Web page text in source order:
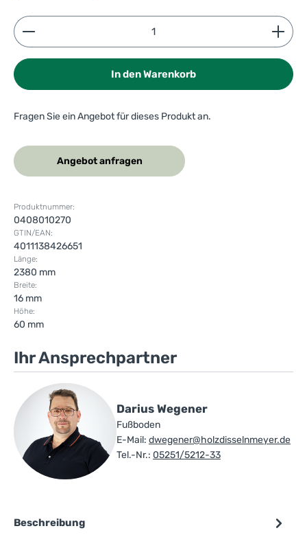
Produkt Anzahl: Gib den gewünschten Wert ein
In den Warenkorb
Fragen Sie ein Angebot für dieses Produkt an.
Angebot anfragen
Produktnummer:
0408010270
GTIN/EAN:
4011138426651
Länge:
2380 mm
Breite:
16 mm
Höhe:
60 mm
Ihr Ansprechpartner
Darius Wegener
Fußboden
E-Mail: dwegener@holzdisselnmeyer.de
Tel.-Nr.: 05251/5212-33
Beschreibung